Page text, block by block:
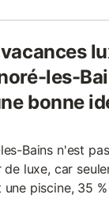
les-
bonne
Bains n'est
de luxe, car
piscine, 35